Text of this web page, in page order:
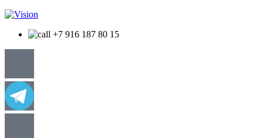
+7 916 187 80 15